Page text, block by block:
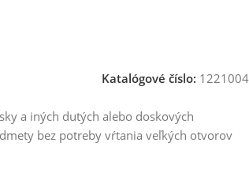
Katalógové číslo: 1221004
a iných dutých alebo doskových
bez potreby vŕtania veľkých otvorov